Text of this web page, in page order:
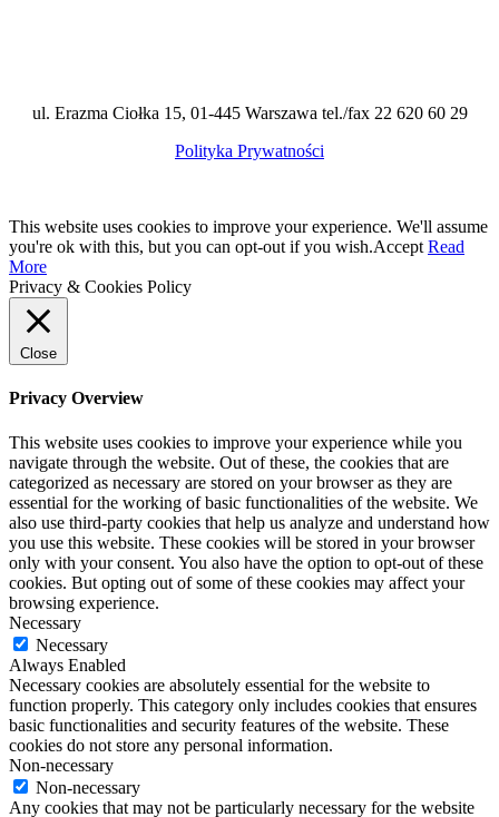
ul. Erazma Ciołka 15, 01-445 Warszawa tel./fax 22 620 60 29
Polityka Prywatności
This website uses cookies to improve your experience. We'll assume
you're ok with this, but you can opt-out if you wish.Accept Read
More
Privacy & Cookies Policy
Close
Privacy Overview
This website uses cookies to improve your experience while you
navigate through the website. Out of these, the cookies that are
categorized as necessary are stored on your browser as they are
essential for the working of basic functionalities of the website. We
also use third-party cookies that help us analyze and understand how
you use this website. These cookies will be stored in your browser
only with your consent. You also have the option to opt-out of these
cookies. But opting out of some of these cookies may affect your
browsing experience.
Necessary
Necessary
Always Enabled
Necessary cookies are absolutely essential for the website to
function properly. This category only includes cookies that ensures
basic functionalities and security features of the website. These
cookies do not store any personal information.
Non-necessary
Non-necessary
Any cookies that may not be particularly necessary for the website